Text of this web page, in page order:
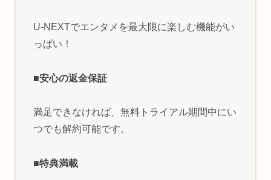
U-NEXTでエンタメを最大限に楽しむ機能がい
っぱい！
■安心の返金保証
満足できなければ、無料トライアル期間中にい
つでも解約可能です。
■特典満載